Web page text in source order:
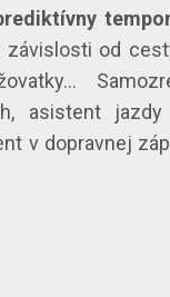
závislosti od
asistent
v dopravnej